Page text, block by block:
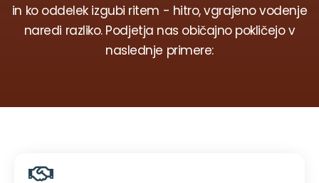
in ko oddelek izgubi ritem - hitro, vgrajeno vodenje
naredi razliko. Podjetja nas običajno pokličejo v
naslednje primere: